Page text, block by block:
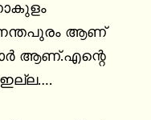
ആണ്
ആണ്.എന്റെ
ഇല്ല….